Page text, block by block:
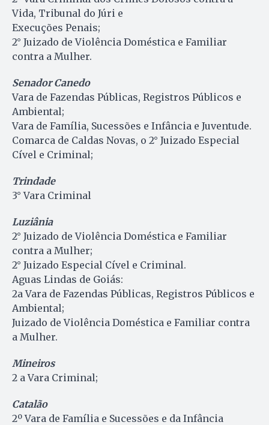
Vida, Tribunal do Júri e
Execuções Penais;
2° Juizado de Violência Doméstica e Familiar
contra a Mulher.
Senador Canedo
Vara de Fazendas Públicas, Registros Públicos e
Ambiental;
Vara de Família, Sucessões e Infância e Juventude.
Comarca de Caldas Novas, o 2° Juizado Especial
Cível e Criminal;
Trindade
3° Vara Criminal
Luziânia
2° Juizado de Violência Doméstica e Familiar
contra a Mulher;
2° Juizado Especial Cível e Criminal.
Aguas Lindas de Goiás:
2a Vara de Fazendas Públicas, Registros Públicos e
Ambiental;
Juizado de Violência Doméstica e Familiar contra
a Mulher.
Mineiros
2 a Vara Criminal;
Catalão
2º Vara de Família e Sucessões e da Infância